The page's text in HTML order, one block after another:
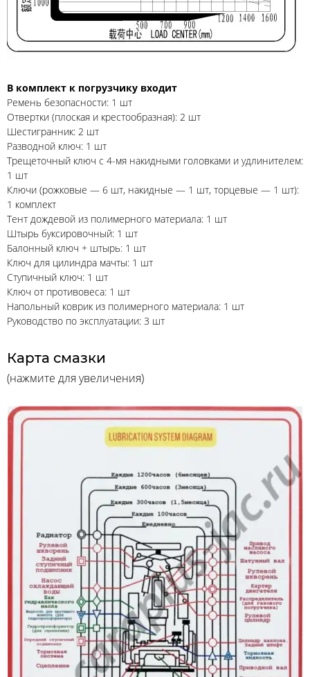
В комплект к погрузчику входит
Ремень безопасности: 1 шт
Отвертки (плоская и крестообразная): 2 шт
Шестигранник: 2 шт
Разводной ключ: 1 шт
Трещеточный ключ с 4-мя накидными головками и удлинителем:
1 шт
Ключи (рожковые — 6 шт, накидные — 1 шт, торцевые — 1 шт):
1 комплект
Тент дождевой из полимерного материала: 1 шт
Штырь буксировочный: 1 шт
Балонный ключ + штырь: 1 шт
Ключ для цилиндра мачты: 1 шт
Ступичный ключ: 1 шт
Ключ от противовеса: 1 шт
Напольный коврик из полимерного материала: 1 шт
Руководство по эксплуатации: 3 шт
Карта смазки
(нажмите для увеличения)